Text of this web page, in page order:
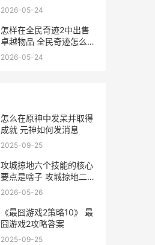
些主播
2026-05-24
怎样在全民奇迹2中出售
卓越物品 全民奇迹怎么赚
人民币
2026-05-24
怎么在原神中发呆并取得
成就 元神如何发消息
2025-09-25
攻城掠地六个技能的核心
要点是啥子 攻城掠地二十
四篇技能
2026-05-26
《最囧游戏2策略10》 最
囧游戏2攻略答案
2025-09-25